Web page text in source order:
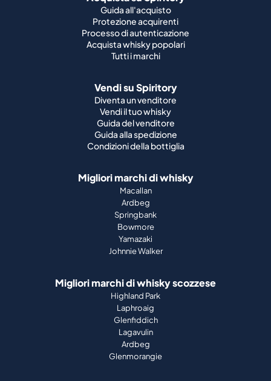
Guida all'acquisto
Protezione acquirenti
Processo di autenticazione
Acquista whisky popolari
Tutti i marchi
Vendi su Spiritory
Diventa un venditore
Vendi il tuo whisky
Guida del venditore
Guida alla spedizione
Condizioni della bottiglia
Migliori marchi di whisky
Macallan
Ardbeg
Springbank
Bowmore
Yamazaki
Johnnie Walker
Migliori marchi di whisky scozzese
Highland Park
Laphroaig
Glenfiddich
Lagavulin
Ardbeg
Glenmorangie